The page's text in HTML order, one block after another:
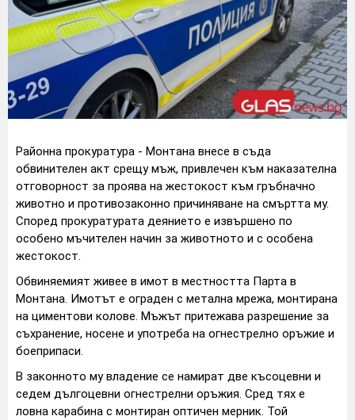
Районна прокуратура - Монтана внесе в съда
обвинителен акт срещу мъж, привлечен към наказателна
отговорност за проява на жестокост към гръбначно
животно и противозаконно причиняване на смъртта му.
Според прокуратурата деянието е извършено по
особено мъчителен начин за животното и с особена
жестокост.
Обвиняемият живее в имот в местността Парта в
Монтана. Имотът е ограден с метална мрежа, монтирана
на циментови колове. Мъжът притежава разрешение за
съхранение, носене и употреба на огнестрелно оръжие и
боеприпаси.
В законното му владение се намират две късоцевни и
седем дългоцевни огнестрелни оръжия. Сред тях е
ловна карабина с монтиран оптичен мерник. Той